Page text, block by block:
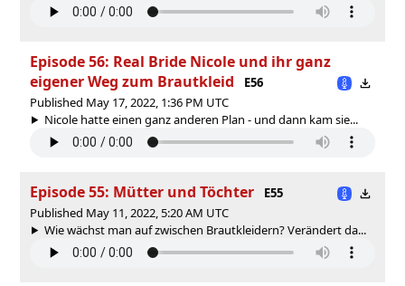
Episode 56: Real Bride Nicole und ihr ganz
eigener Weg zum Brautkleid
E56
Published May 17, 2022, 1:36 PM UTC
Nicole hatte einen ganz anderen Plan - und dann kam sie...
Episode 55: Mütter und Töchter
E55
Published May 11, 2022, 5:20 AM UTC
Wie wächst man auf zwischen Brautkleidern? Verändert da...